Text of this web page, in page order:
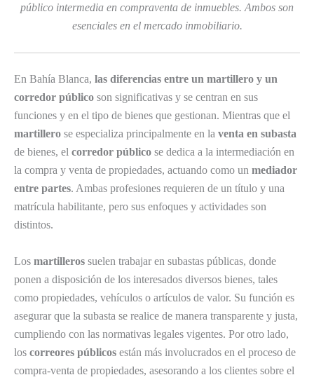
público intermedia en compraventa de inmuebles. Ambos son
esenciales en el mercado inmobiliario.
En Bahía Blanca, las diferencias entre un martillero y un
corredor público son significativas y se centran en sus
funciones y en el tipo de bienes que gestionan. Mientras que el
martillero se especializa principalmente en la venta en subasta
de bienes, el corredor público se dedica a la intermediación en
la compra y venta de propiedades, actuando como un mediador
entre partes. Ambas profesiones requieren de un título y una
matrícula habilitante, pero sus enfoques y actividades son
distintos.
Los martilleros suelen trabajar en subastas públicas, donde
ponen a disposición de los interesados diversos bienes, tales
como propiedades, vehículos o artículos de valor. Su función es
asegurar que la subasta se realice de manera transparente y justa,
cumpliendo con las normativas legales vigentes. Por otro lado,
los correores públicos están más involucrados en el proceso de
compra-venta de propiedades, asesorando a los clientes sobre el